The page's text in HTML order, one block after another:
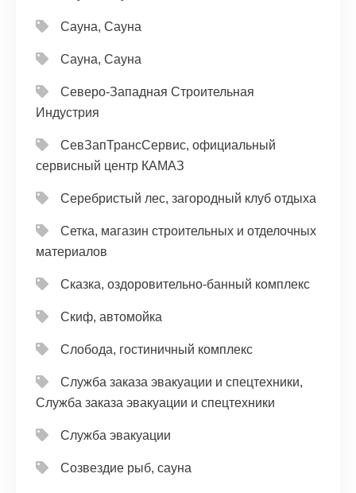
Сауна, Сауна
Сауна, Сауна
Северо-Западная Строительная
Индустрия
СевЗапТрансСервис, официальный
сервисный центр КАМАЗ
Серебристый лес, загородный клуб отдыха
Сетка, магазин строительных и отделочных
материалов
Сказка, оздоровительно-банный комплекс
Скиф, автомойка
Слобода, гостиничный комплекс
Служба заказа эвакуации и спецтехники,
Служба заказа эвакуации и спецтехники
Служба эвакуации
Созвездие рыб, сауна